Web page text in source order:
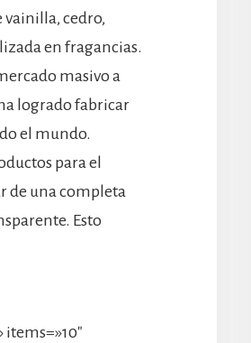
vainilla, cedro,
en fragancias.
masivo a
logrado fabricar
el mundo.
para el
de una completa
Esto